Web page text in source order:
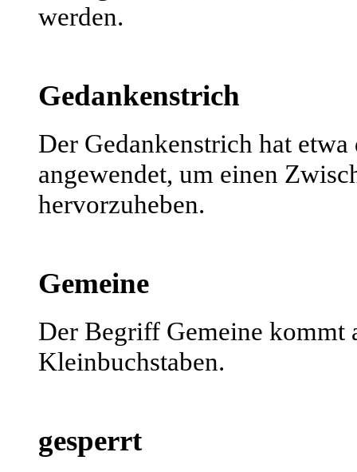
werden.
Gedankenstrich
Der Gedankenstrich hat
angewendet, um einen
hervorzuheben.
Gemeine
Der Begriff Gemeine kommt
Kleinbuchstaben.
gesperrt